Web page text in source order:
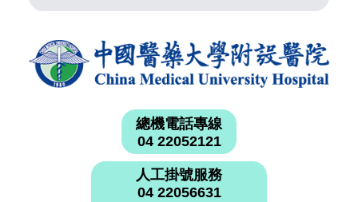
總機電話專線
04 22052121
人工掛號服務
04 22056631